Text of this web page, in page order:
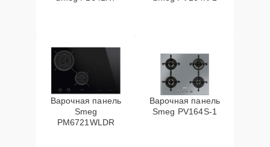
Варочная панель
Smeg
PM6721WLDR
Варочная панель
Smeg PV164S-1